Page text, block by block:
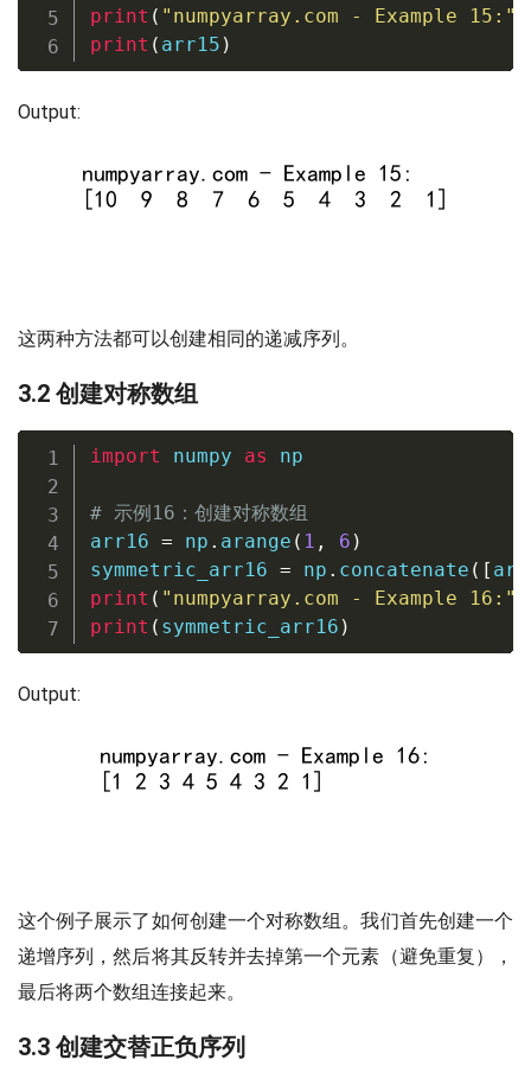
print ( "numpyarray.com - Example 15:"
print ( arr15 )
Output:
这两种方法都可以创建相同的递减序列。
3.2 创建对称数组
import numpy as np
# 示例16：创建对称数组
arr16 = np . arange ( 1 , 6 )
symmetric_arr16 = np . concatenate ( [
print ( "numpyarray.com - Example 16:"
print ( symmetric_arr16 )
Output:
这个例子展示了如何创建一个对称数组。我们首先创建一个
递增序列，然后将其反转并去掉第一个元素（避免重复），
最后将两个数组连接起来。
3.3 创建交替正负序列